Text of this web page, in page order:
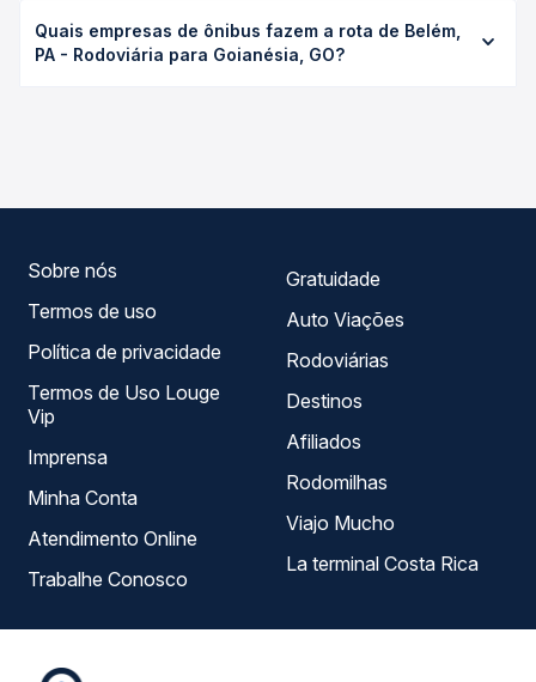
duração exata de cada opção na data desejada.
Rodoviária para Goianésia, GO custa em média R$ 649,00
e varia conforme a data da viagem, a empresa, o tipo de
Quais empresas de ônibus fazem a rota de Belém,
PA - Rodoviária para Goianésia, GO?
Sobre nós
Termos de uso
Política de privacidade
Termos de Uso Louge
Vip
Imprensa
Minha Conta
Atendimento Online
Trabalhe Conosco
Gratuidade
Auto Viações
Rodoviárias
Destinos
Afiliados
Rodomilhas
Viajo Mucho
La terminal Costa Rica